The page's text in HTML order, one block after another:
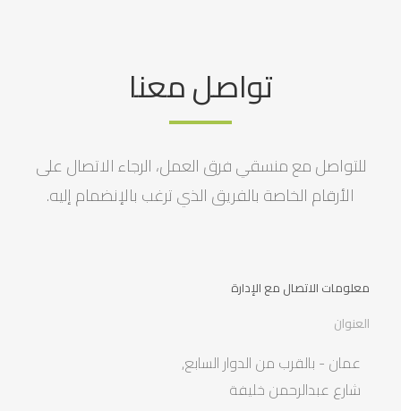
تواصل معنا
للتواصل مع منسقي فرق العمل، الرجاء الاتصال على
الأرقام الخاصة بالفريق الذي ترغب بالإنضمام إليه.
معلومات الاتصال مع الإدارة
العنوان
عمان - بالقرب من الدوار السابع,
شارع عبدالرحمن خليفة